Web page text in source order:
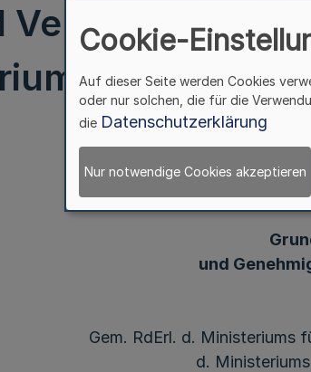
für
A 3-00-
und
Gem. RdErl. d. Ministeriums
d.
Cookie-
Auf dieser Seite werden Cookies
oder nur solchen, die für die
die Datenschutzerklärung
Nur notwendige Cookies akzeptieren